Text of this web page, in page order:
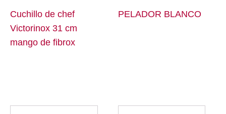
Cuchillo de chef
Victorinox 31 cm
mango de fibrox
PELADOR BLANCO